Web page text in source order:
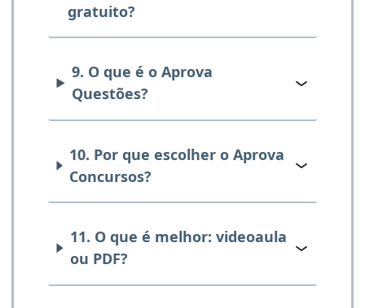
gratuito?
9. O que é o Aprova
Questões?
10. Por que escolher o Aprova
Concursos?
11. O que é melhor: videoaula
ou PDF?